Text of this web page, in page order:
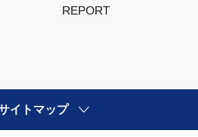
REPORT
イトマップ